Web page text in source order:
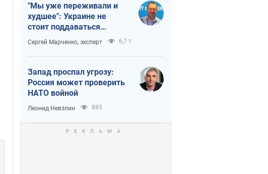
"Мы уже переживали и
худшее": Украине не
стоит поддаваться
отчаянию из-за
ракетного террора
Сергей Марченко, эксперт 6,7 т.
Запад проспал угрозу:
Россия может проверить
НАТО войной
Леонид Невзлин 885